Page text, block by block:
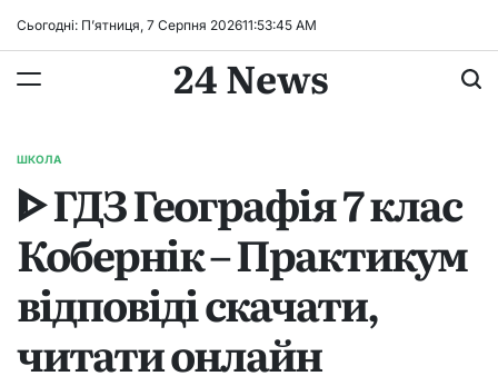
Сьогодні: П’ятниця, 7 Серпня 202611:53:45 AM
24 News
ОПУБЛІКУВАТИ
ШКОЛА
ᐈ ГДЗ Географія 7 клас
Кобернік – Практикум
відповіді скачати,
читати онлайн